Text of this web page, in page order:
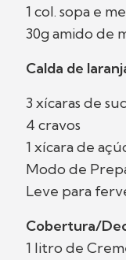
1 col. sopa e
30g amido de
Calda de
3 xícaras de
4 cravos
1 xícara de
Modo de
Leve para
Cobertura/
1 litro de